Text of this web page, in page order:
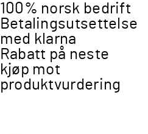
100% norsk bedrift
Betalingsutsettelse
med klarna
Rabatt på neste
kjøp mot
produktvurdering